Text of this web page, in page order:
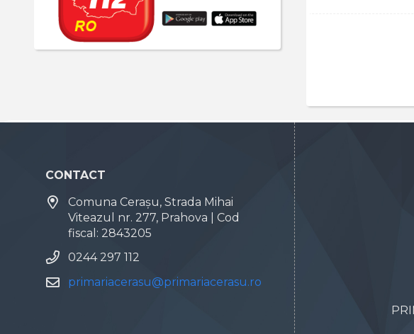
CONTACT
Comuna Cerașu, Strada Mihai
Viteazul nr. 277, Prahova | Cod
fiscal: 2843205
0244 297 112
primariacerasu@primariacerasu.ro